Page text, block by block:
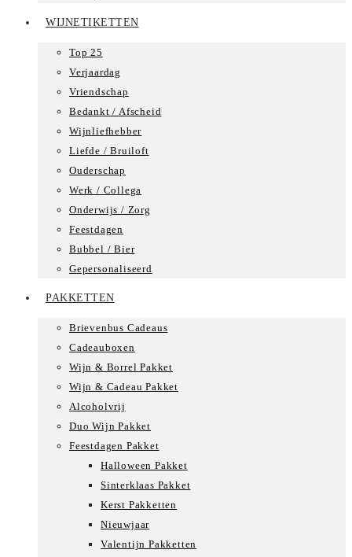
WIJNETIKETTEN
Top 25
Verjaardag
Vriendschap
Bedankt / Afscheid
Wijnliefhebber
Liefde / Bruiloft
Ouderschap
Werk / Collega
Onderwijs / Zorg
Feestdagen
Bubbel / Bier
Gepersonaliseerd
PAKKETTEN
Brievenbus Cadeaus
Cadeauboxen
Wijn & Borrel Pakket
Wijn & Cadeau Pakket
Alcoholvrij
Duo Wijn Pakket
Feestdagen Pakket
Halloween Pakket
Sinterklaas Pakket
Kerst Pakketten
Nieuwjaar
Valentijn Pakketten